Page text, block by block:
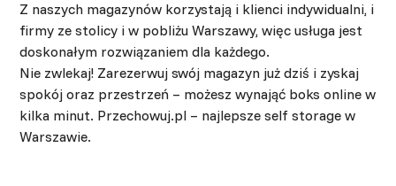
Z naszych magazynów korzystają i klienci indywidualni, i
firmy ze stolicy i w pobliżu Warszawy, więc usługa jest
doskonałym rozwiązaniem dla każdego.
Nie zwlekaj! Zarezerwuj swój magazyn już dziś i zyskaj
spokój oraz przestrzeń – możesz wynająć boks online w
kilka minut. Przechowuj.pl – najlepsze self storage w
Warszawie.